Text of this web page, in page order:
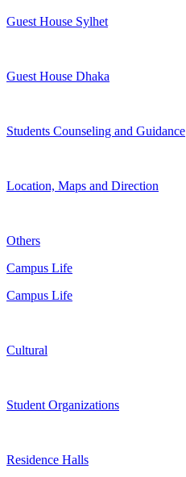
Guest House Sylhet
Guest House Dhaka
Students Counseling and Guidance
Location, Maps and Direction
Others
Campus Life
Campus Life
Cultural
Student Organizations
Residence Halls